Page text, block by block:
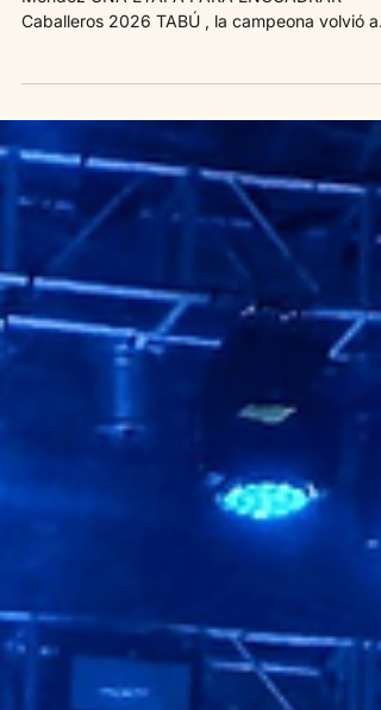
Caballeros
Mendez UNA ETAPA PARA ENCUADRAR
mostrar su espectáculo con la misma solvencia
que en su primer pasaje. A pesar de ser el
conjunto que, más rápidamente concursó por
segunda vez, la Revista no perdió sorpresa y
rindió de buena forma. Un espectáculo armado
con el reglamento en la mano donde todo está
pensado en función del concurso. Visualmente
es impecable, auditívamente también y todos y
cada uno de